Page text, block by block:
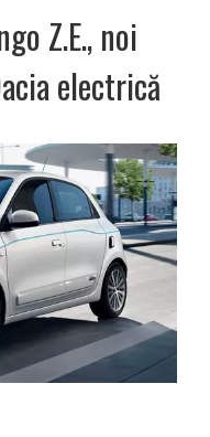
Z.E., noi
electrică